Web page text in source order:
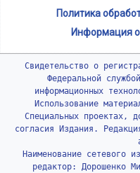
Политика
Информация
Свидетельство о
Федеральной
информационных
Использование
Специальных проектах,
согласия Издания.
Наименование сетевого
редактор: Дорошенко